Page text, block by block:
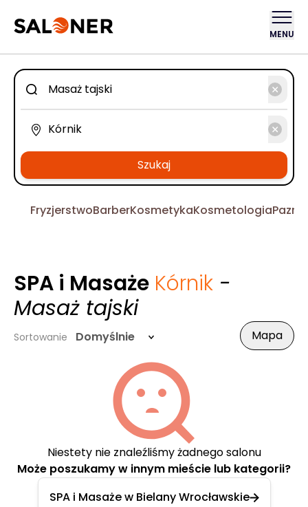
MENU
Szukaj
FryzjerstwoBarberKosmetykaKosmetologia
SPA i Masaże Kórnik -
Masaż tajski
Sortowanie Domyślnie Mapa
Niestety nie znaleźliśmy żadnego salonu
Może poszukamy w innym mieście lub kategorii?
SPA i Masaże w Bielany Wrocławskie